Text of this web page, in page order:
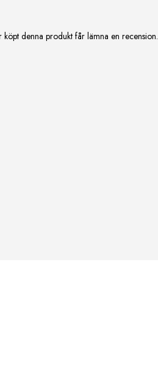
denna produkt får lämna en recension.